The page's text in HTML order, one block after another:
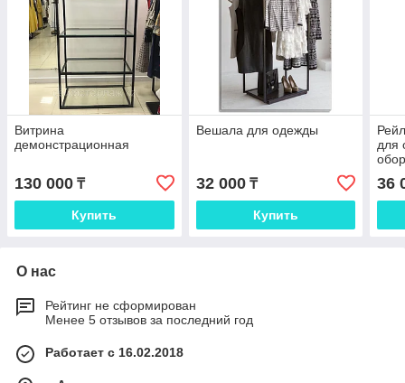
Витрина
демонстрационная
130 000 ₸
Купить
Вешала для одежды
32 000₸
Купить
для
36
О нас
Рейтинг не сформирован
Менее 5 отзывов за последний год
Работает с 16.02.2018